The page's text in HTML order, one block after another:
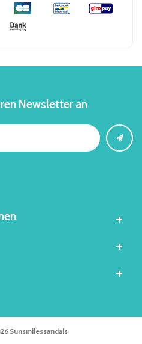
Newsletter an
Sunsmilessandals